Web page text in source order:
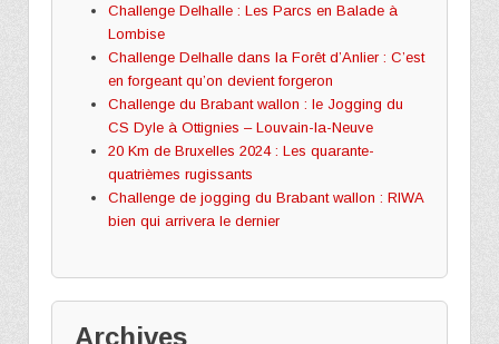
Challenge Delhalle : Les Parcs en Balade à
Lombise
Challenge Delhalle dans la Forêt d’Anlier : C’est
en forgeant qu’on devient forgeron
Challenge du Brabant wallon : le Jogging du
CS Dyle à Ottignies – Louvain-la-Neuve
20 Km de Bruxelles 2024 : Les quarante-
quatrièmes rugissants
Challenge de jogging du Brabant wallon : RIWA
bien qui arrivera le dernier
Archives